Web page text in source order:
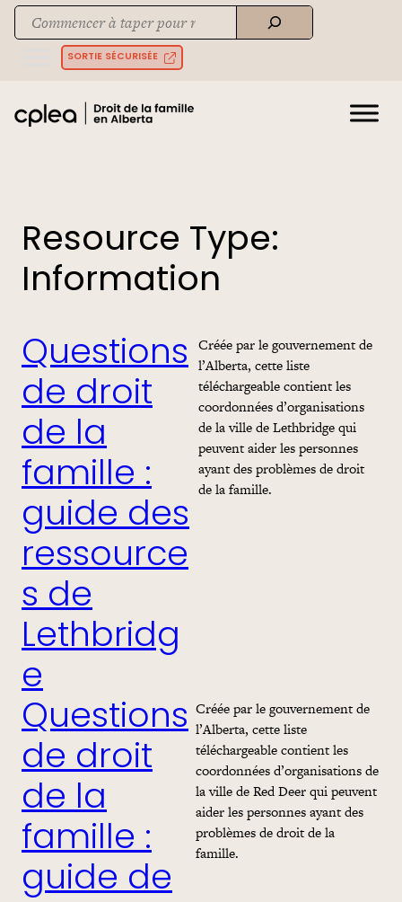
SkipRecherche
When autocomplete results are available use up and down arrows
SORTIE SÉCURISÉE
Resource Type:
Information
Questions
de droit
de la
famille :
guide des
ressource
s de
Lethbridg
e
Créée par le gouvernement de
l’Alberta, cette liste
téléchargeable contient les
coordonnées d’organisations
de la ville de Lethbridge qui
peuvent aider les personnes
ayant des problèmes de droit
de la famille.
Questions
de droit
de la
famille :
guide de
Créée par le gouvernement de
l’Alberta, cette liste
téléchargeable contient les
coordonnées d’organisations de
la ville de Red Deer qui peuvent
aider les personnes ayant des
problèmes de droit de la
famille.